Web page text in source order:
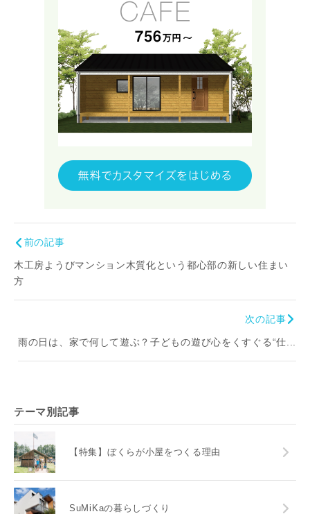
前の記事
木工房ようびマンション木質化という都心部の新しい住まい
方
次の記事
雨の日は、家で何して遊ぶ？子どもの遊び心をくすぐる“仕...
テーマ別記事
【特集】ぼくらが小屋をつくる理由
SuMiKaの暮らしづくり